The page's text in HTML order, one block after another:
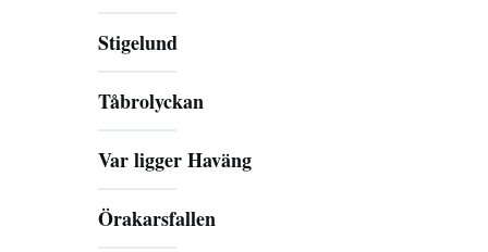
Stigelund
Tåbrolyckan
Var ligger Haväng
Örakarsfallen